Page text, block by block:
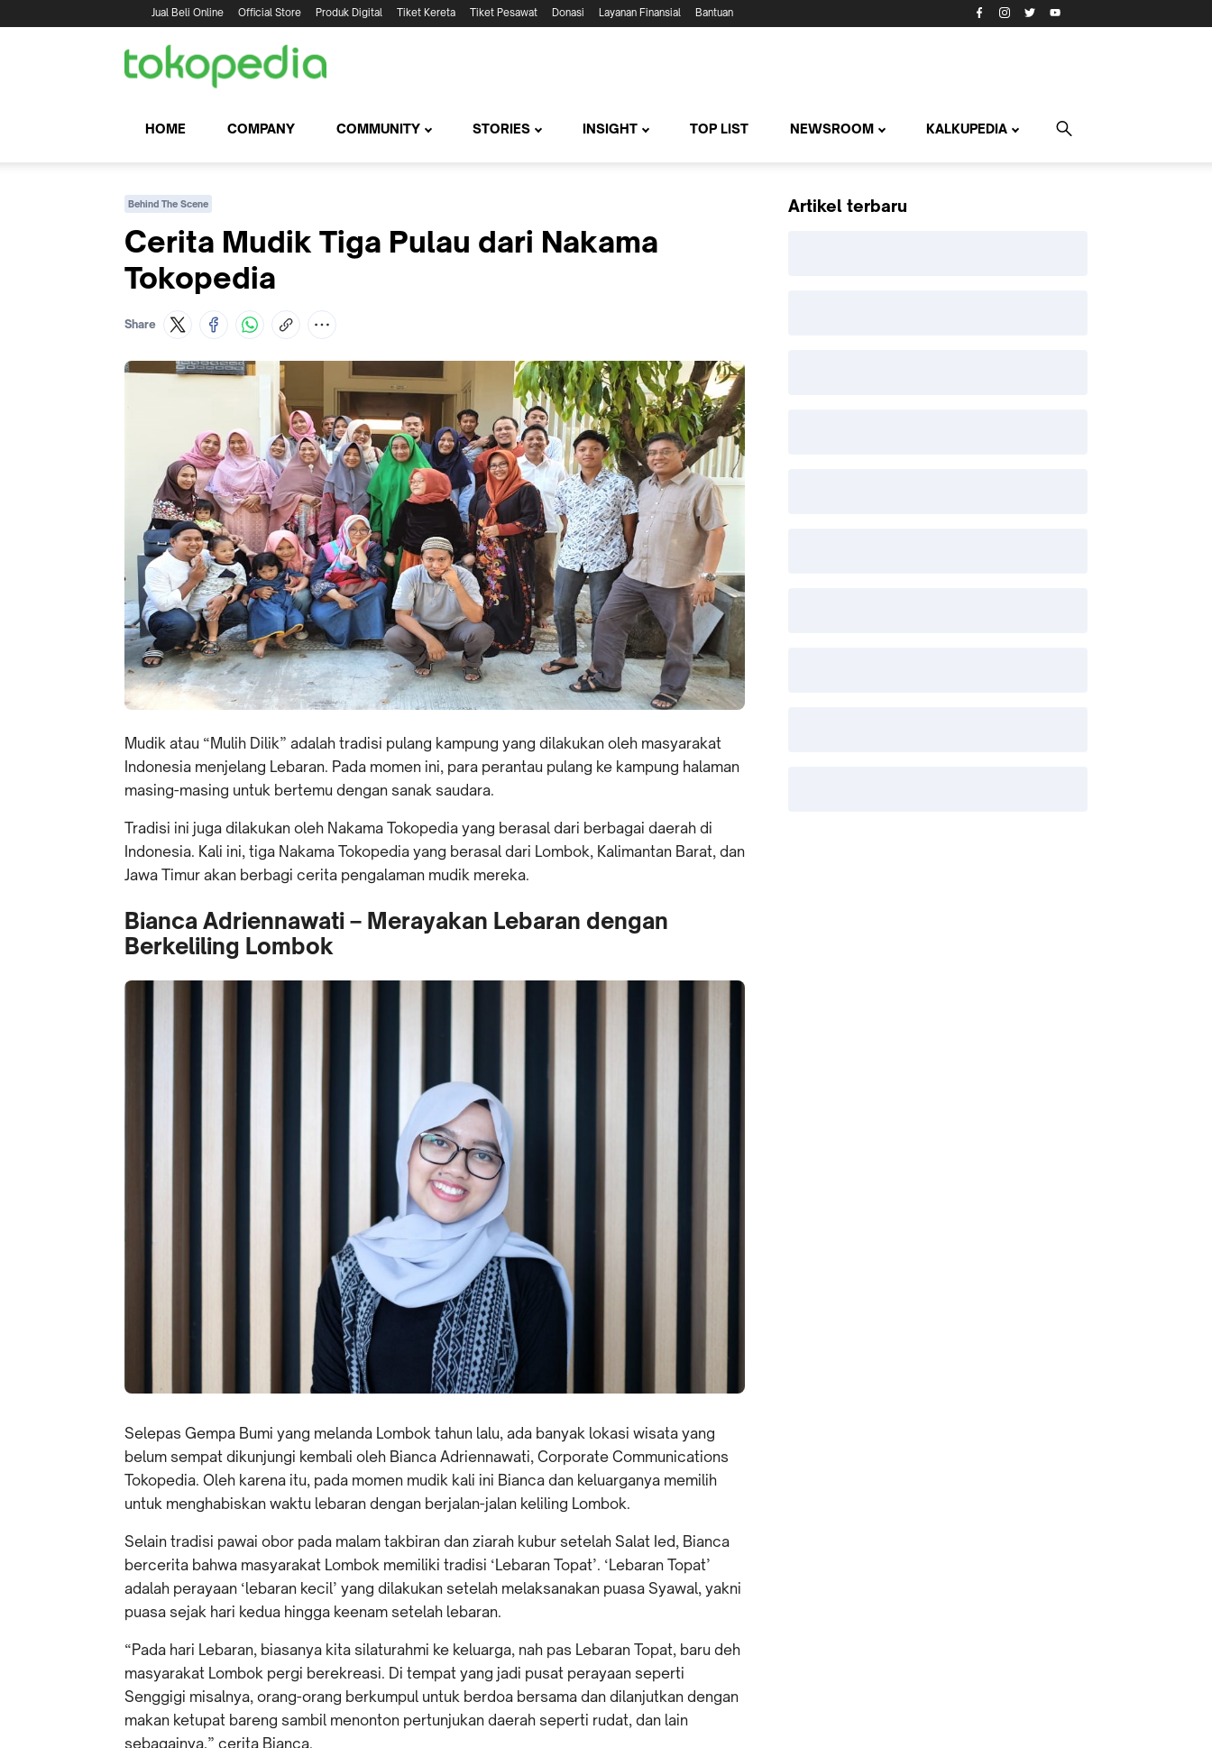
Jual Beli Online Official Store Produk Digital Tiket Kereta Tiket Pesawat Donasi Layanan Finansial Bantuan
HOME COMPANY COMMUNITY STORIES INSIGHT TOP LIST NEWSROOM KALKUPEDIA
Behind The Scene
Cerita Mudik Tiga Pulau dari Nakama
Tokopedia
Share
Mudik atau “Mulih Dilik” adalah tradisi pulang kampung yang dilakukan oleh masyarakat
Indonesia menjelang Lebaran. Pada momen ini, para perantau pulang ke kampung halaman
masing-masing untuk bertemu dengan sanak saudara.
Tradisi ini juga dilakukan oleh Nakama Tokopedia yang berasal dari berbagai daerah di
Indonesia. Kali ini, tiga Nakama Tokopedia yang berasal dari Lombok, Kalimantan Barat, dan
Jawa Timur akan berbagi cerita pengalaman mudik mereka.
Bianca Adriennawati – Merayakan Lebaran dengan
Berkeliling Lombok
Selepas Gempa Bumi yang melanda Lombok tahun lalu, ada banyak lokasi wisata yang
belum sempat dikunjungi kembali oleh Bianca Adriennawati, Corporate Communications
Tokopedia. Oleh karena itu, pada momen mudik kali ini Bianca dan keluarganya memilih
untuk menghabiskan waktu lebaran dengan berjalan-jalan keliling Lombok.
Selain tradisi pawai obor pada malam takbiran dan ziarah kubur setelah Salat Ied, Bianca
bercerita bahwa masyarakat Lombok memiliki tradisi ‘Lebaran Topat’. ‘Lebaran Topat’
adalah perayaan ‘lebaran kecil’ yang dilakukan setelah melaksanakan puasa Syawal, yakni
puasa sejak hari kedua hingga keenam setelah lebaran.
“Pada hari Lebaran, biasanya kita silaturahmi ke keluarga, nah pas Lebaran Topat, baru deh
masyarakat Lombok pergi berekreasi. Di tempat yang jadi pusat perayaan seperti
Senggigi misalnya, orang-orang berkumpul untuk berdoa bersama dan dilanjutkan dengan
makan ketupat bareng sambil menonton pertunjukan daerah seperti rudat, dan lain
sebagainya,” cerita Bianca.
Artikel terbaru